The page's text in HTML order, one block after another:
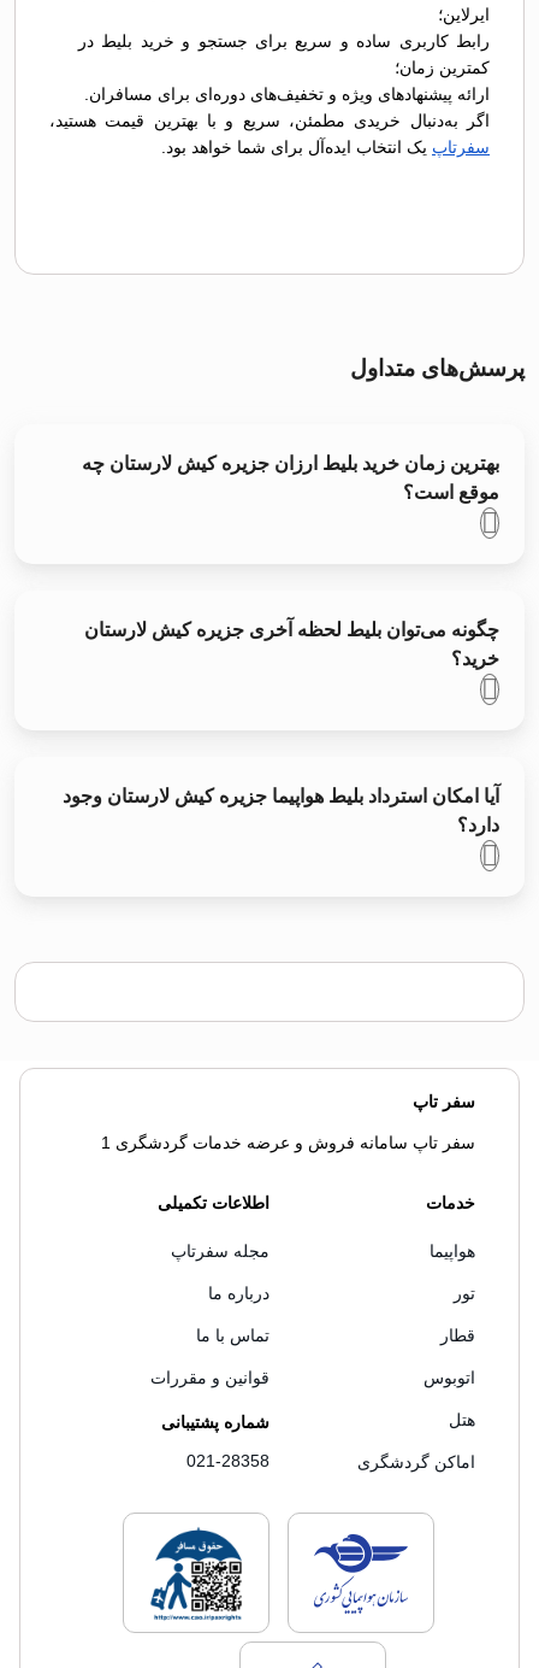
ایرلاین؛
رابط کاربری ساده و سریع برای جستجو و خرید بلیط در
کمترین زمان؛
ارائه پیشنهادهای ویژه و تخفیف‌های دوره‌ای برای مسافران.
اگر به‌دنبال خریدی مطمئن، سریع و با بهترین قیمت هستید،
سفرتاپ یک انتخاب ایده‌آل برای شما خواهد بود.
پرسش‌های متداول
بهترین زمان خرید بلیط ارزان جزیره کیش لارستان چه
موقع است؟
چگونه می‌توان بلیط لحظه آخری جزیره کیش لارستان
خرید؟
آیا امکان استرداد بلیط هواپیما جزیره کیش لارستان وجود
دارد؟
سفر تاپ
سفر تاپ سامانه فروش و عرضه خدمات گردشگری 1
خدمات
هواپیما
تور
قطار
اتوبوس
هتل
اماکن گردشگری
اطلاعات تکمیلی
مجله سفرتاپ
درباره ما
تماس با ما
قوانین و مقررات
شماره پشتیبانی
021-28358
لایسنس های فروش سفرتاپلایسنس های
لایسنس های فروش سفرتاپ